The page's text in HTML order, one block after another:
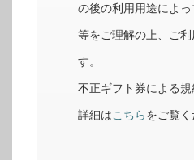
の後の利用用途によ
等をご理解の上、ご
す。
不正ギフト券による
詳細はこちらをご覧く